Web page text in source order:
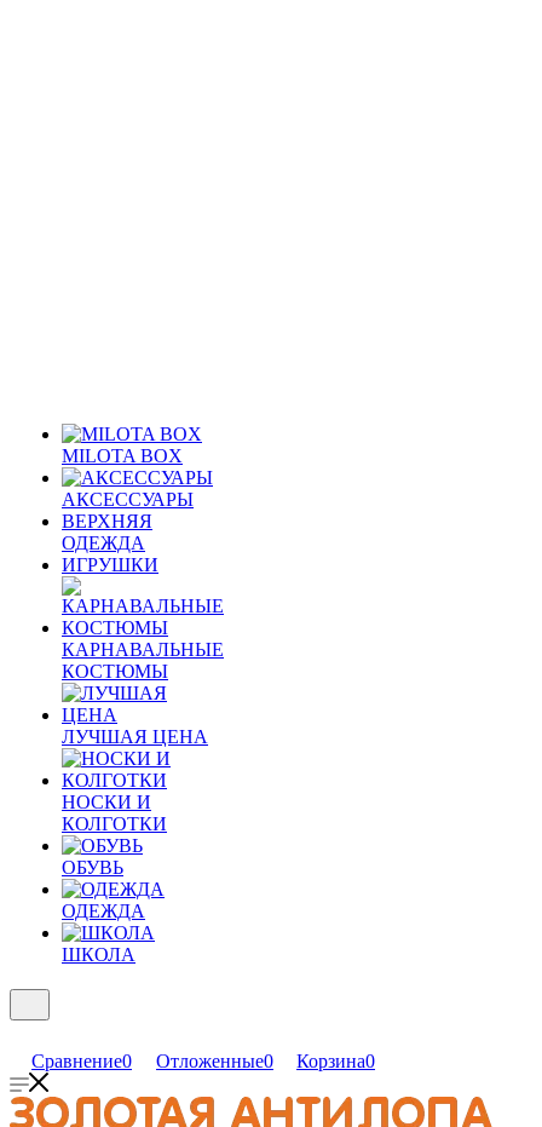
MILOTA BOX
АКСЕССУАРЫ
ВЕРХНЯЯ
ОДЕЖДА
ИГРУШКИ
КАРНАВАЛЬНЫЕ
КОСТЮМЫ
ЛУЧШАЯ ЦЕНА
НОСКИ И
КОЛГОТКИ
ОБУВЬ
ОДЕЖДА
ШКОЛА
Сравнение0 Отложенные0 Корзина0